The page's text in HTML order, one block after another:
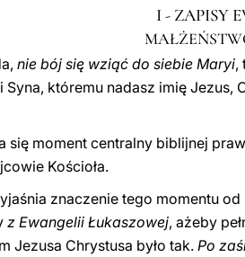
I - ZAPISY
nie bój się wziąć do siebie Maryi,
Syna, któremu nadasz imię
się moment centralny biblijnej
Kościoła.
znaczenie tego momentu
z Ewangelii Łukaszowej, ażeby
Jezusa Chrystusa było tak. Po